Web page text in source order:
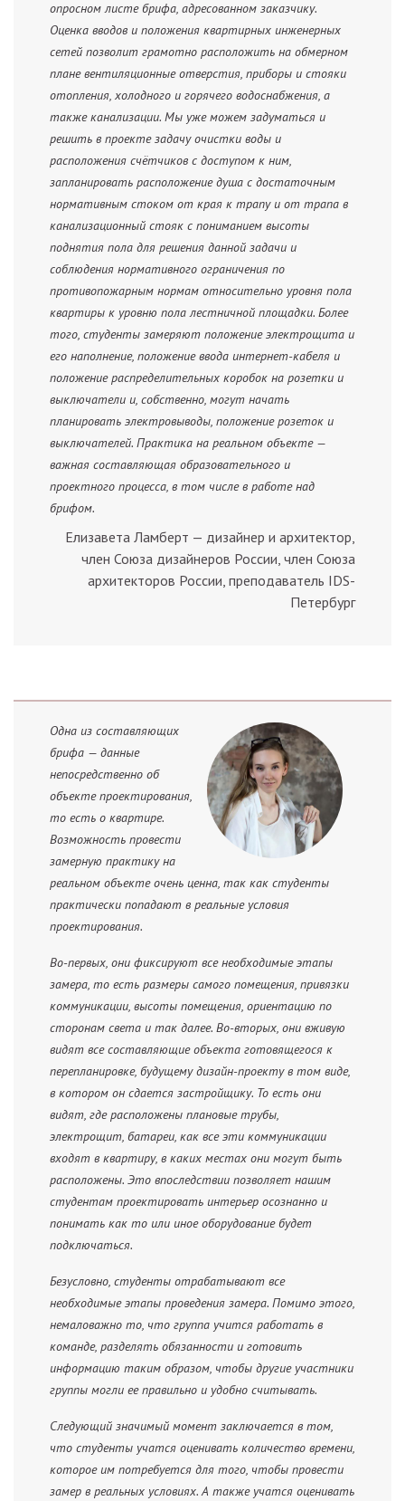
опросном листе брифа, адресованном заказчику.
Оценка вводов и положения квартирных инженерных
сетей позволит грамотно расположить на обмерном
плане вентиляционные отверстия, приборы и стояки
отопления, холодного и горячего водоснабжения, а
также канализации. Мы уже можем задуматься и
решить в проекте задачу очистки воды и
расположения счётчиков с доступом к ним,
запланировать расположение душа с достаточным
нормативным стоком от края к трапу и от трапа в
канализационный стояк с пониманием высоты
поднятия пола для решения данной задачи и
соблюдения нормативного ограничения по
противопожарным нормам относительно уровня пола
квартиры к уровню пола лестничной площадки. Более
того, студенты замеряют положение электрощита и
его наполнение, положение ввода интернет-кабеля и
положение распределительных коробок на розетки и
выключатели и, собственно, могут начать
планировать электровыводы, положение розеток и
выключателей. Практика на реальном объекте —
важная составляющая образовательного и
проектного процесса, в том числе в работе над
брифом.
Елизавета Ламберт — дизайнер и архитектор,
член Союза дизайнеров России, член Союза
архитекторов России, преподаватель IDS-
Петербург
Одна из составляющих
брифа — данные
непосредственно об
объекте проектирования,
то есть о квартире.
Возможность провести
замерную практику на
реальном объекте очень ценна, так как студенты
практически попадают в реальные условия
проектирования.
Во-первых, они фиксируют все необходимые этапы
замера, то есть размеры самого помещения, привязки
коммуникации, высоты помещения, ориентацию по
сторонам света и так далее. Во-вторых, они вживую
видят все составляющие объекта готовящегося к
перепланировке, будущему дизайн-проекту в том виде,
в котором он сдается застройщику. То есть они
видят, где расположены плановые трубы,
электрощит, батареи, как все эти коммуникации
входят в квартиру, в каких местах они могут быть
расположены. Это впоследствии позволяет нашим
студентам проектировать интерьер осознанно и
понимать как то или иное оборудование будет
подключаться.
Безусловно, студенты отрабатывают все
необходимые этапы проведения замера. Помимо этого,
немаловажно то, что группа учится работать в
команде, разделять обязанности и готовить
информацию таким образом, чтобы другие участники
группы могли ее правильно и удобно считывать.
Следующий значимый момент заключается в том,
что студенты учатся оценивать количество времени,
которое им потребуется для того, чтобы провести
замер в реальных условиях. А также учатся оценивать